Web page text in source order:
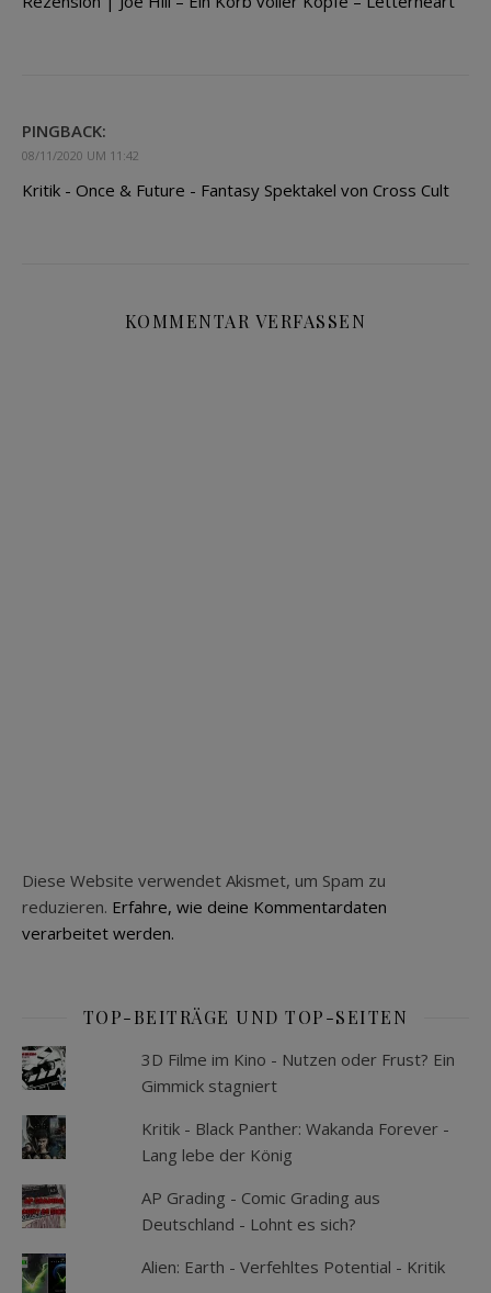
PINGBACK:
08/11/2020 UM 11:42
Kritik - Once & Future - Fantasy Spektakel von Cross Cult
KOMMENTAR VERFASSEN
Diese Website verwendet Akismet, um Spam zu
reduzieren. Erfahre, wie deine Kommentardaten
verarbeitet werden.
TOP-BEITRÄGE UND TOP-SEITEN
3D Filme im Kino - Nutzen oder Frust? Ein
Gimmick stagniert
Kritik - Black Panther: Wakanda Forever -
Lang lebe der König
AP Grading - Comic Grading aus
Deutschland - Lohnt es sich?
Alien: Earth - Verfehltes Potential - Kritik